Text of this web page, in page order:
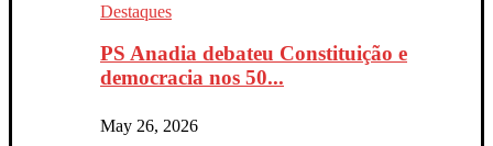
Destaques
PS Anadia debateu Constituição e
democracia nos 50...
May 26, 2026